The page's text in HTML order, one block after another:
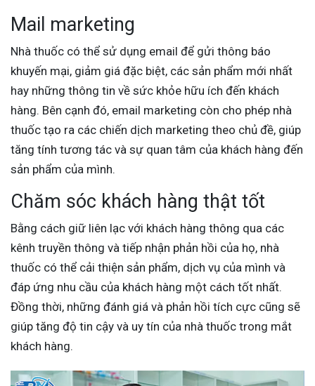
Mail marketing
Nhà thuốc có thể sử dụng email để gửi thông báo
khuyến mại, giảm giá đặc biệt, các sản phẩm mới nhất
hay những thông tin về sức khỏe hữu ích đến khách
hàng. Bên cạnh đó, email marketing còn cho phép nhà
thuốc tạo ra các chiến dịch marketing theo chủ đề, giúp
tăng tính tương tác và sự quan tâm của khách hàng đến
sản phẩm của mình.
Chăm sóc khách hàng thật tốt
Bằng cách giữ liên lạc với khách hàng thông qua các
kênh truyền thông và tiếp nhận phản hồi của họ, nhà
thuốc có thể cải thiện sản phẩm, dịch vụ của mình và
đáp ứng nhu cầu của khách hàng một cách tốt nhất.
Đồng thời, những đánh giá và phản hồi tích cực cũng sẽ
giúp tăng độ tin cậy và uy tín của nhà thuốc trong mắt
khách hàng.